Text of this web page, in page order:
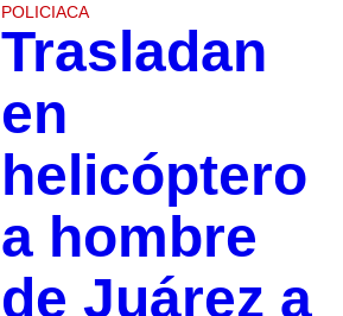
POLICIACA
Trasladan
en
helicóptero
a hombre
de Juárez a